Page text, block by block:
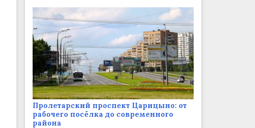
Пролетарский проспект Царицыно: от
рабочего посёлка до современного
района